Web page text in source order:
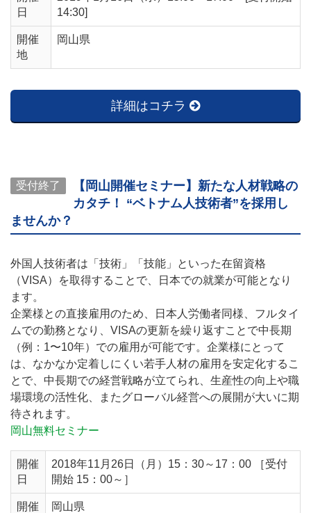
日
14:30]
開催
地
岡山県
詳細はコチラ
受付終了
【岡山開催セミナー】新たな人材戦略の
カタチ！ “ベトナム人技術者”を採用し
ませんか？
外国人技術者は「技術」「技能」といった在留資格
（VISA）を取得することで、日本での就業が可能となり
ます。
企業様との直接雇用のため、日本人労働者同様、フルタイ
ムでの勤務となり、VISAの更新を繰り返すことで中長期
（例：1〜10年）での雇用が可能です。企業様にとって
は、なかなか定着しにくい若手人材の雇用を安定化するこ
とで、中長期での経営戦略が立てられ、生産性の向上や職
場環境の活性化、またグローバル経営への展開が大いに期
待されます。
岡山無料セミナー
開催
日
2018年11月26日（月）15：30～17：00 ［受付
開始 15：00～］
開催
岡山県